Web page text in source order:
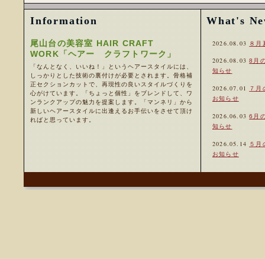
Information
尾山台の美容室 HAIR CRAFT
WORK「ヘアー クラフトワーク」
「なんとなく、いいね！」というヘアースタイルには、
しっかりとした技術の裏付けが必要とされます。骨格補
正セクションカットで、再現性の良いスタイルづくりを
心がけています。「ちょっと個性」をブレンドして、ワ
ンランクアップの魅力を提案します。「マンネリ」から
新しいヘアースタイルに出逢えるお手伝いをさせて頂け
ればと思っています。
What's
2026.08.03 ８月
2026.08.03 8月
知らせ
2026.07.01 ７月
お知らせ
2026.06.03 6月
知らせ
2026.05.14 ５月
お知らせ